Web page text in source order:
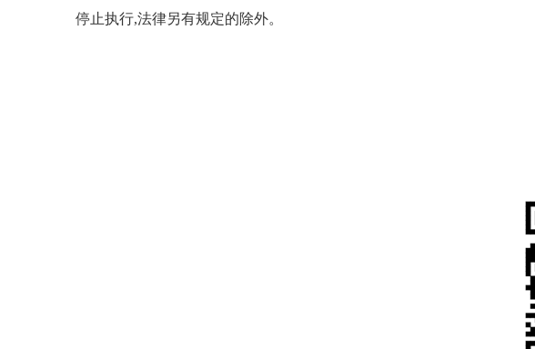
停止执行,法律另有规定的除外。